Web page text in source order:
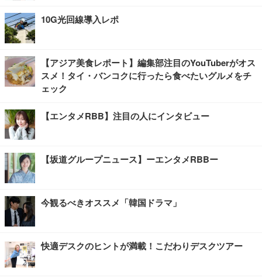
10G光回線導入レポ
【アジア美食レポート】編集部注目のYouTuberがオス
スメ！タイ・バンコクに行ったら食べたいグルメをチ
ェック
【エンタメRBB】注目の人にインタビュー
【坂道グループニュース】ーエンタメRBBー
今観るべきオススメ「韓国ドラマ」
快適デスクのヒントが満載！こだわりデスクツアー